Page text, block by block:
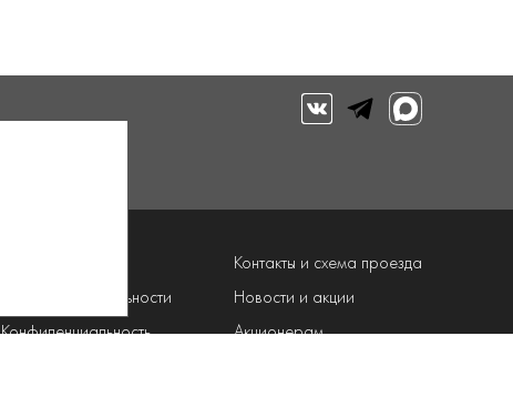
Контакты и схема проезда
Программа лояльности
Новости и акции
Конфиденциальность Акционерам